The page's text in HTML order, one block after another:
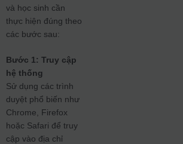
và học sinh cần
thực hiện đúng theo
các bước sau:
Bước 1: Truy cập
hệ thống
Sử dụng các trình
duyệt phổ biến như
Chrome, Firefox
hoặc Safari để truy
cập vào địa chỉ